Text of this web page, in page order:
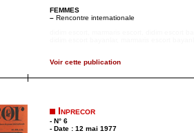
FEMMES
– Rencontre internationale
Voir cette publication
Inprecor
- N° 6
- Date : 12 mai 1977